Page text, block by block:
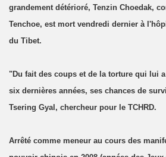
grandement détérioré, Tenzin Choedak,
Tenchoe, est mort vendredi dernier à
du Tibet.
"Du fait des coups et de la torture qui lui
six dernières années, ses chances de
Tsering Gyal, chercheur pour le TCHRD.
Arrêté comme meneur au cours des